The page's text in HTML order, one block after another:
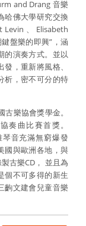
and Drang 音樂
哈佛大學研究交換
、 Elisabeth
盤樂的即興”，涵
的演奏方式。並以
，重新將風格、
析，密不可分的特
樂協會獎學金。
奏曲比賽首獎。
音充滿無窮爆發
國與歐洲各地，與
古樂CD， 並且為
個不可多得的新生
齣文建會兒童音樂